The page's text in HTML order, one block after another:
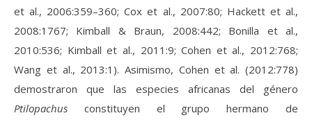
et al., 2006:359–360; Cox et al., 2007:80; Hackett et al.,
2008:1767; Kimball & Braun, 2008:442; Bonilla et al.,
2010:536; Kimball et al., 2011:9; Cohen et al., 2012:768;
Wang et al., 2013:1). Asimismo, Cohen et al. (2012:778)
demostraron que las especies africanas del género
Ptilopachus constituyen el grupo hermano de